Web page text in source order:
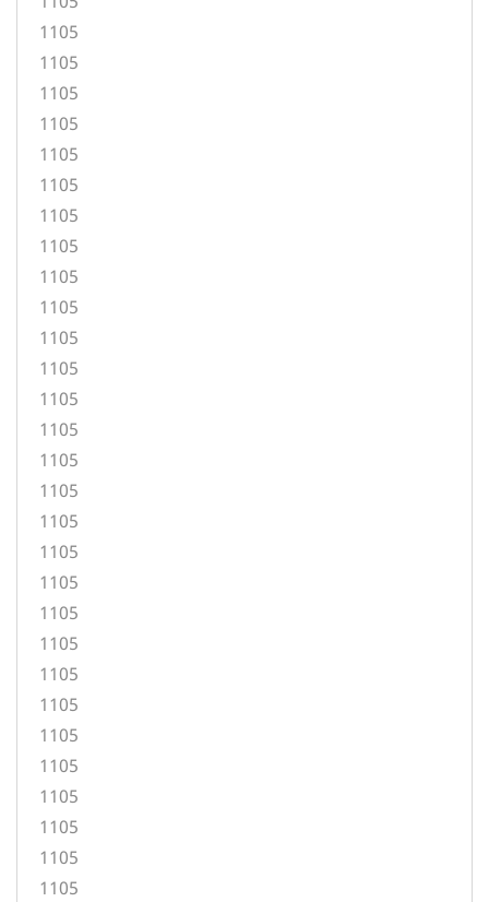
1105
1105
1105
1105
1105
1105
1105
1105
1105
1105
1105
1105
1105
1105
1105
1105
1105
1105
1105
1105
1105
1105
1105
1105
1105
1105
1105
1105
1105